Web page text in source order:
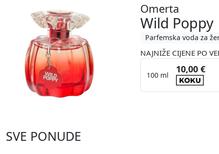
Omerta
Wild Poppy
Parfemska voda za
NAJNIŽE CIJENE PO
100 ml
10,00 €
SVE PONUDE